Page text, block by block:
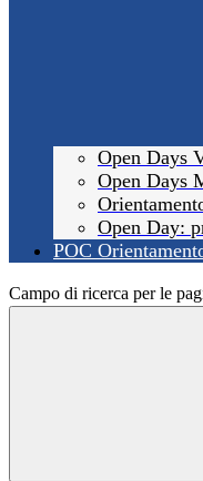
Open Days
Open Days
Open Day:
POC
Campo di ricerca per le